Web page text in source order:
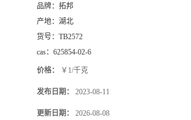
品牌： 拓邦
产地： 湖北
货号： TB2572
cas： 625854-02-6
价格： ￥1/千克
发布日期： 2023-08-11
更新日期： 2026-08-08